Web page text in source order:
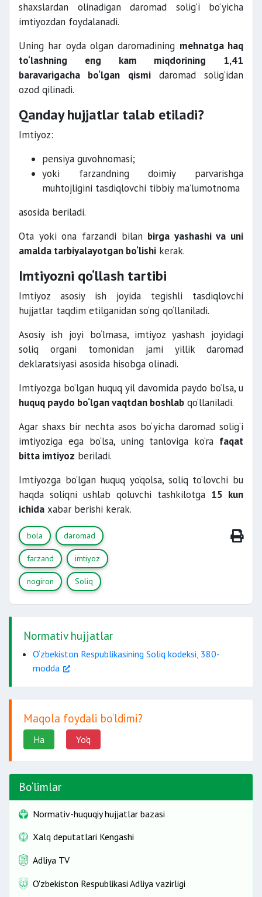
shaxslardan olinadigan daromad solig‘i bo‘yicha
imtiyozdan foydalanadi.
Uning har oyda olgan daromadining mehnatga haq
to‘lashning eng kam miqdorining 1,41
baravarigacha bo‘lgan qismidaromad solig‘idan
ozod qilinadi.
Qanday hujjatlar talab etiladi?
Imtiyoz:
pensiya guvohnomasi;
yoki farzandning doimiy parvarishga
muhtojligini tasdiqlovchi tibbiy ma’lumotnoma
asosida beriladi.
Ota yoki ona farzandi bilan birga yashashi va uni
amalda tarbiyalayotgan bo‘lishi kerak.
Imtiyozni qo‘llash tartibi
Imtiyoz asosiy ish joyida tegishli tasdiqlovchi
hujjatlar taqdim etilganidan so‘ng qo‘llaniladi.
Asosiy ish joyi bo‘lmasa, imtiyoz yashash joyidagi
soliq organi tomonidan jami yillik daromad
deklaratsiyasi asosida hisobga olinadi.
Imtiyozga bo‘lgan huquq yil davomida paydo bo‘lsa, u
huquq paydo bo‘lgan vaqtdan boshlab qo‘llaniladi.
Agar shaxs bir nechta asos bo‘yicha daromad solig‘i
imtiyoziga ega bo‘lsa, uning tanloviga ko‘ra faqat
bitta imtiyoz beriladi.
Imtiyozga bo‘lgan huquq yo‘qolsa, soliq to‘lovchi bu
haqda soliqni ushlab qoluvchi tashkilotga 15 kun
ichida xabar berishi kerak.
bola daromad
farzand imtiyoz
nogiron Soliq
Normativ hujjatlar
O‘zbekiston Respublikasining Soliq kodeksi, 380-
modda
Maqola foydali bo‘ldimi?
Ha Yo'q
Bo‘limlar
Normativ-huquqiy hujjatlar bazasi
Xalq deputatlari Kengashi
Adliya TV
O'zbekiston Respublikasi Adliya vazirligi